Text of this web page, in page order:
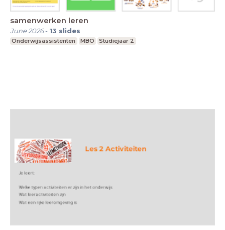
samenwerken leren
June 2026- 13 slides
Onderwijsassistenten MBO Studiejaar 2